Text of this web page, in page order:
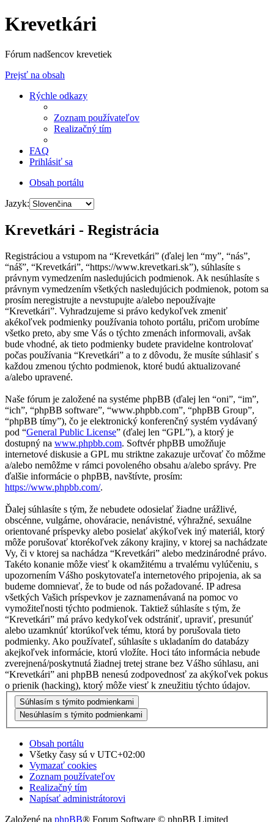
Krevetkári
Fórum nadšencov krevetiek
Prejsť na obsah
Rýchle odkazy
Zoznam používateľov
Realizačný tím
FAQ
Prihlásiť sa
Obsah portálu
Jazyk:
Krevetkári - Registrácia
Registráciou a vstupom na “Krevetkári” (ďalej len “my”, “nás”,
“náš”, “Krevetkári”, “https://www.krevetkari.sk”), súhlasíte s
právnym vymedzením nasledujúcich podmienok. Ak nesúhlasíte s
právnym vymedzením všetkých nasledujúcich podmienok, potom sa
prosím neregistrujte a nevstupujte a/alebo nepoužívajte
“Krevetkári”. Vyhradzujeme si právo kedykoľvek zmeniť
akékoľvek podmienky používania tohoto portálu, pričom urobíme
všetko preto, aby sme Vás o týchto zmenách informovali, avšak
bude vhodné, ak tieto podmienky budete pravidelne kontrolovať
počas používania “Krevetkári” a to z dôvodu, že musíte súhlasiť s
každou zmenou týchto podmienok, ktoré budú aktualizované
a/alebo upravené.
Naše fórum je založené na systéme phpBB (ďalej len “oni”, “im”,
“ich”, “phpBB software”, “www.phpbb.com”, “phpBB Group”,
“phpBB tímy”), čo je elektronický konferenčný systém vydávaný
pod “General Public License” (ďalej len “GPL”), a ktorý je
dostupný na www.phpbb.com. Softvér phpBB umožňuje
internetové diskusie a GPL mu striktne zakazuje určovať čo môžme
a/alebo nemôžme v rámci povoleného obsahu a/alebo správy. Pre
ďalšie informácie o phpBB, navštívte, prosím:
https://www.phpbb.com/.
Ďalej súhlasíte s tým, že nebudete odosielať žiadne urážlivé,
obscénne, vulgárne, ohováracie, nenávistné, výhražné, sexuálne
orientované príspevky alebo posielať akýkoľvek iný materiál, ktorý
môže porušovať ktorékoľvek zákony krajiny, v ktorej sa nachádzate
Vy, či v ktorej sa nachádza “Krevetkári” alebo medzinárodné právo.
Takéto konanie môže viesť k okamžitému a trvalému vylúčeniu, s
upozornením Vášho poskytovateľa internetového pripojenia, ak sa
budeme domnievať, že to bude od nás požadované. IP adresa
všetkých Vašich príspevkov je zaznamenávaná na pomoc vo
vymožiteľnosti týchto podmienok. Taktiež súhlasíte s tým, že
“Krevetkári” má právo kedykoľvek odstrániť, upraviť, presunúť
alebo uzamknúť ktorúkoľvek tému, ktorá by porušovala tieto
podmienky. Ako používateľ, súhlasíte s ukladaním do databázy
akejkoľvek informácie, ktorú vložíte. Hoci táto informácia nebude
zverejnená/poskytnutá žiadnej tretej strane bez Vášho súhlasu, ani
“Krevetkári” ani phpBB nenesú zodpovednosť za akýkoľvek pokus
o prienik (hacking), ktorý môže viesť k zneužitiu týchto údajov.
Obsah portálu
Všetky časy sú v UTC+02:00
Vymazať cookies
Zoznam používateľov
Realizačný tím
Napísať administrátorovi
Založené na phpBB® Forum Software © phpBB Limited